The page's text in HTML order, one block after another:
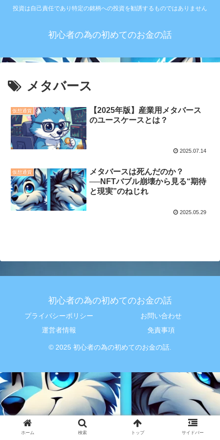
投資は自己責任であり特定の銘柄への投資を勧誘するものではありません
初心者の為の初めてのお金の話
メタバース
仮想通貨
【2025年版】産業用メタバース
のユースケースとは？
2025.07.14
仮想通貨
メタバースは死んだのか？
──NFTバブル崩壊から見る“期待
と現実”のねじれ
2025.05.29
初心者の為の初めてのお金の話
プライバシーポリシー
お問い合わせ
運営者情報
免責事項
© 2025 初心者の為の初めてのお金の話.
ホーム 検索 トップ サイドバー